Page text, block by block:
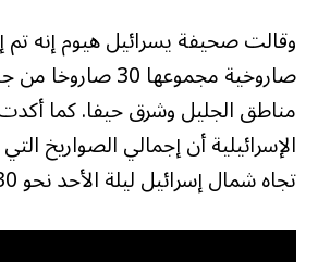
صاروخية مجموعها 30
الإسرائيلية أن إجمالي الصواريخ
تجاه شمال إسرائيل ليلة الأحد نحو 30 صاروخا.